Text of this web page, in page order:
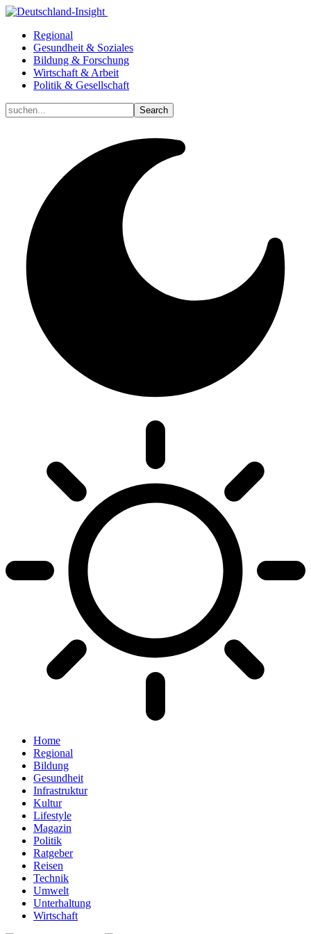
Regional
Gesundheit & Soziales
Bildung & Forschung
Wirtschaft & Arbeit
Politik & Gesellschaft
Home
Regional
Bildung
Gesundheit
Infrastruktur
Kultur
Lifestyle
Magazin
Politik
Ratgeber
Reisen
Technik
Umwelt
Unterhaltung
Wirtschaft